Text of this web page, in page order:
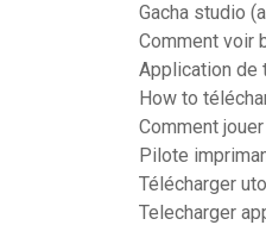
Gacha studio
Comment voir
Application de
How to
Comment
Pilote
Télécharger
Telecharger